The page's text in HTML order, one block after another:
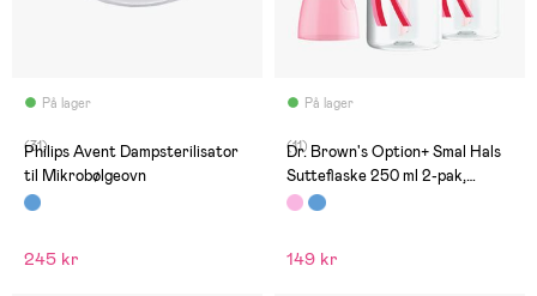
På lager
(31)
Philips Avent Dampsterilisator
til Mikrobølgeovn
245 kr
På lager
(11)
Dr. Brown's Option+ Smal Hals
Sutteflaske 250 ml 2-pak,
Lyserød
149 kr